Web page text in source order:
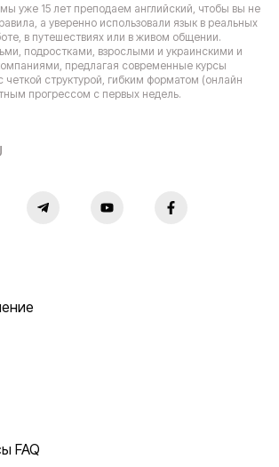
уже 15 лет преподаем английский, чтобы вы не
а уверенно использовали язык в реальных
в путешествиях или в живом общении.
подростками, взрослыми и украинскими и
предлагая современные курсы
четкой структурой, гибким форматом (онлайн
прогрессом с первых недель.
FAQ